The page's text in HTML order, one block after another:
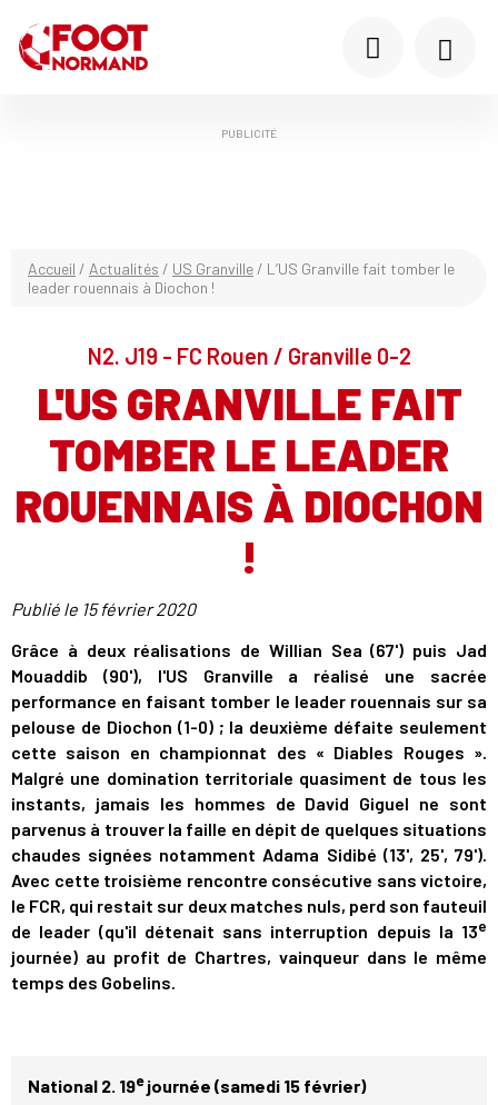
PUBLICITÉ
Accueil / Actualités / US Granville / L’US Granville fait tomber le
leader rouennais à Diochon !
N2. J19 - FC Rouen / Granville 0-2
L'US GRANVILLE FAIT
TOMBER LE LEADER
ROUENNAIS À DIOCHON
!
Publié le 15 février 2020
Grâce à deux réalisations de Willian Sea (67') puis Jad
Mouaddib (90'), l'US Granville a réalisé une sacrée
performance en faisant tomber le leader rouennais sur sa
pelouse de Diochon (1-0) ; la deuxième défaite seulement
cette saison en championnat des « Diables Rouges ».
Malgré une domination territoriale quasiment de tous les
instants, jamais les hommes de David Giguel ne sont
parvenus à trouver la faille en dépit de quelques situations
chaudes signées notamment Adama Sidibé (13', 25', 79').
Avec cette troisième rencontre consécutive sans victoire,
le FCR, qui restait sur deux matches nuls, perd son fauteuil
de leader (qu'il détenait sans interruption depuis la 13e
journée) au profit de Chartres, vainqueur dans le même
temps des Gobelins.
National 2. 19ejournée (samedi 15 février)